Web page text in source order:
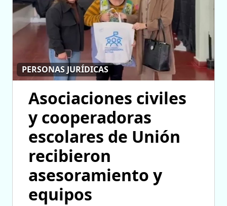
PERSONAS JURÍDICAS
Asociaciones civiles
y cooperadoras
escolares de Unión
recibieron
asesoramiento y
equipos